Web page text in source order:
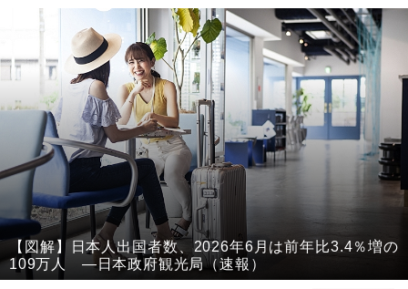
【図解】日本人出国者数、2026年6月は前年比3.4％増の
109万人 ―日本政府観光局（速報）